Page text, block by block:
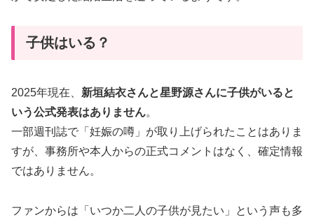
子供はいる？
2025年現在、 新垣結衣さんと星野源さんに子供がいると
いう公式発表はありません。
一部週刊誌で「妊娠の噂」が取り上げられたことはありま
すが、事務所や本人からの正式コメントはなく、確定情報
ではありません。
ファンからは「いつか二人の子供が見たい」という声も多